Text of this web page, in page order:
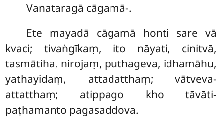
Vanataragā cāgamā-.
Ete mayadā cāgamā honti sare vā
kvaci; tivaṅgīkaṃ, ito nāyati, cinitvā,
tasmātiha, nirojaṃ, puthageva, idhamāhu,
yathayidaṃ, attadatthaṃ; vātveva-
attatthaṃ; atippago kho tāvāti-
paṭhamanto pagasaddova.